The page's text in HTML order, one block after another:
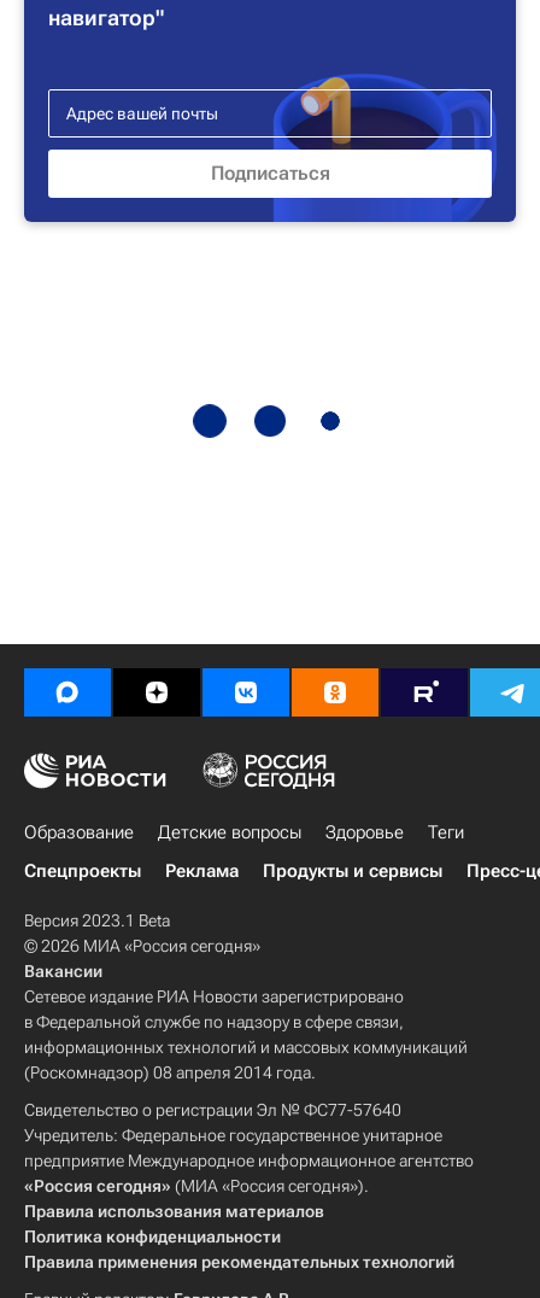
навигатор"
Образование Детские вопросы Здоровье
Теги
Спецпроекты
Реклама Продукты и сервисы Пресс-
Версия 2023.1 Beta
© 2026 МИА «Россия сегодня»
Вакансии
Сетевое издание РИА Новости зарегистрировано
в Федеральной службе по надзору в сфере связи,
информационных технологий и массовых коммуникаций
(Роскомнадзор) 08 апреля 2014 года.
Свидетельство о регистрации Эл № ФС77-57640
Учредитель: Федеральное государственное унитарное
предприятие Международное информационное агентство
«Россия сегодня» (МИА «Россия сегодня»).
Правила использования материалов
Политика конфиденциальности
Правила применения рекомендательных технологий